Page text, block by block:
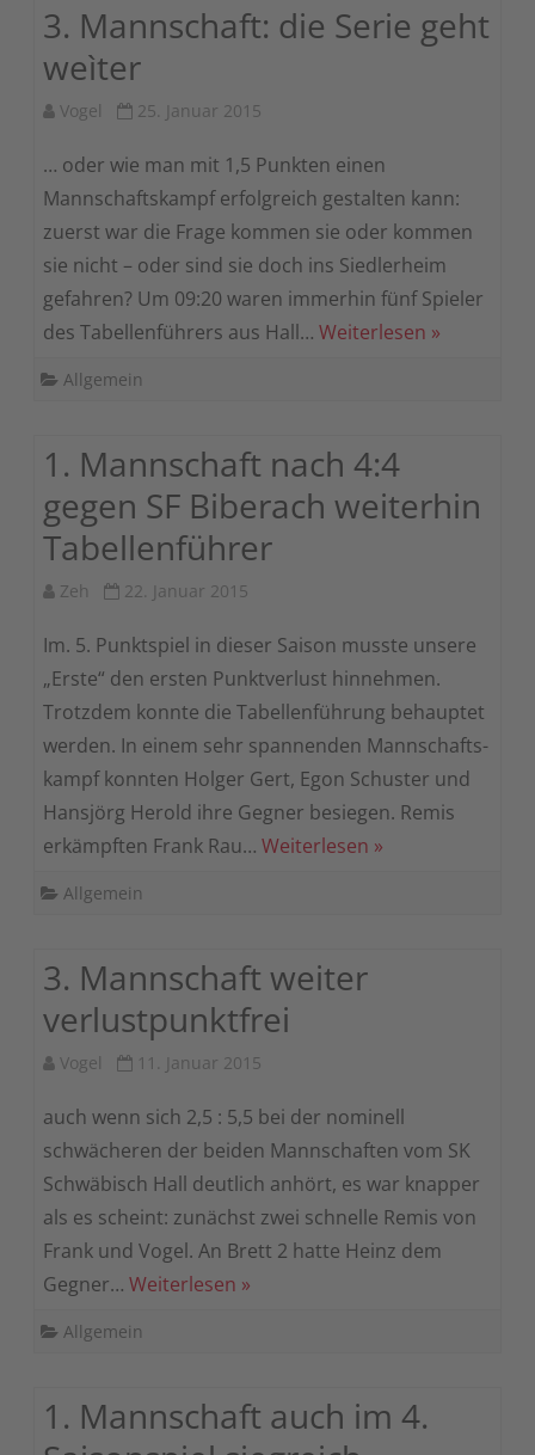
3. Mannschaft: die Serie geht
weìter
Vogel 25. Januar 2015
… oder wie man mit 1,5 Punkten einen
Mannschaftskampf erfolgreich gestalten kann:
zuerst war die Frage kommen sie oder kommen
sie nicht – oder sind sie doch ins Siedlerheim
gefahren? Um 09:20 waren immerhin fünf Spieler
des Tabellenführers aus Hall… Weiterlesen »
Allgemein
1. Mannschaft nach 4:4
gegen SF Biberach weiterhin
Tabellenführer
Zeh 22. Januar 2015
Im. 5. Punktspiel in dieser Saison musste unsere
„Erste“ den ersten Punktverlust hinnehmen.
Trotzdem konnte die Tabellenführung behauptet
werden. In einem sehr spannenden Mannschafts-
kampf konnten Holger Gert, Egon Schuster und
Hansjörg Herold ihre Gegner besiegen. Remis
erkämpften Frank Rau… Weiterlesen »
Allgemein
3. Mannschaft weiter
verlustpunktfrei
Vogel 11. Januar 2015
auch wenn sich 2,5 : 5,5 bei der nominell
schwächeren der beiden Mannschaften vom SK
Schwäbisch Hall deutlich anhört, es war knapper
als es scheint: zunächst zwei schnelle Remis von
Frank und Vogel. An Brett 2 hatte Heinz dem
Gegner… Weiterlesen »
Allgemein
1. Mannschaft auch im 4.